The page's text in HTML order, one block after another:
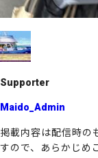
o
k
Supporter
Maido_Admin
掲載内容は配信時の
すので、あらかじめ